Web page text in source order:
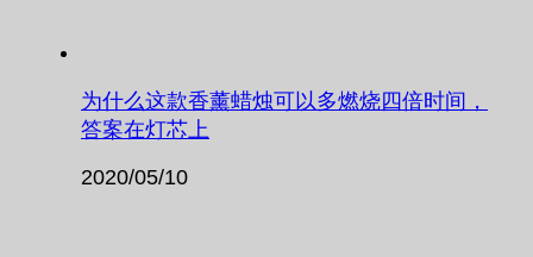
为什么这款香薰蜡烛可以多燃烧四倍时间，
答案在灯芯上
2020/05/10